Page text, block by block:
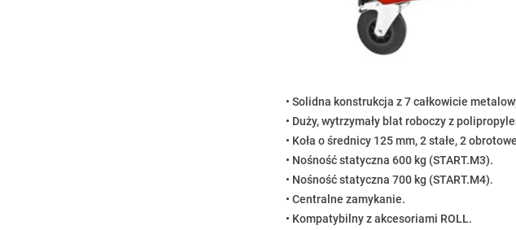
• Solidna konstrukcja z 7 całkowicie
• Duży, wytrzymały blat roboczy z
• Koła o średnicy 125 mm, 2 stałe, 2
• Nośność statyczna 600 kg (START.M3).
• Nośność statyczna 700 kg (START.M4).
• Centralne zamykanie.
• Kompatybilny z akcesoriami ROLL.